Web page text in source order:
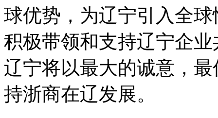
球优势，为辽宁引入全
积极带领和支持辽宁企
辽宁将以最大的诚意，
持浙商在辽发展。